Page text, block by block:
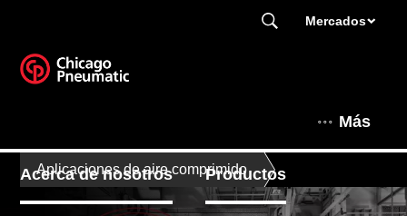
Mercados
Más
Acerca de nosotros Productos
Aplicaciones de aire comprimido